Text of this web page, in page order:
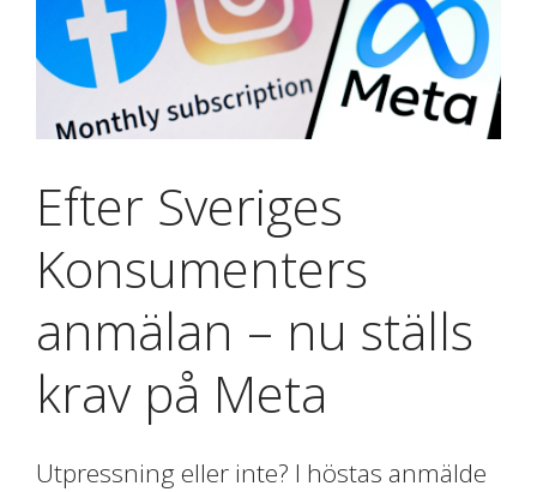
Efter Sveriges
Konsumenters
anmälan – nu ställs
krav på Meta
Utpressning eller inte? I höstas anmälde